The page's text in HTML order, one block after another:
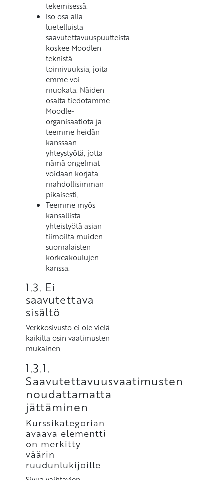
tekemisessä.
Iso osa alla
luetelluista
saavutettavuuspuutteista
koskee Moodlen
teknistä
toimivuuksia, joita
emme voi
muokata. Näiden
osalta tiedotamme
Moodle-
organisaatiota ja
teemme heidän
kanssaan
yhteystyötä, jotta
nämä ongelmat
voidaan korjata
mahdollisimman
pikaisesti.
Teemme myös
kansallista
yhteistyötä asian
tiimoilta muiden
suomalaisten
korkeakoulujen
kanssa.
1.3. Ei
saavutettava
sisältö
Verkkosivusto ei ole vielä
kaikilta osin vaatimusten
mukainen.
1.3.1.
Saavutettavuusvaatimusten
noudattamatta
jättäminen
Kurssikategorian
avaava elementti
on merkitty
väärin
ruudunlukijoille